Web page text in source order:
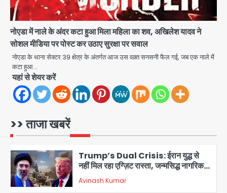
नोएडा में नाले के अंदर कटा हुआ मिला महिला का शव, अखिलेश यादव ने
सोशल मीडिया पर पोस्ट कर उठाए सुरक्षा पर सवाल
नोएडा के थाना सेक्टर 39 क्षेत्र के अंतर्गत आज उस वक़्त सनसनी फैल गई, जब एक नाले में
कटा हुआ…
यहां से शेयर करें
>> ताजा खबरें
4
फरार आरोपी
5
डबल मर्डर का मुख्य साजिशकर्ता क्राइम ब्रांच
के हत्थे
1
Trump’s Dual Crisis: ईरान युद्ध से
नहीं मिल रहा एग्ज़िट रास्ता, जन्मसिद्ध नागरिकता
पर सुप्रीम कोर्ट को दी फिर चुनौती
Avinash Kumar